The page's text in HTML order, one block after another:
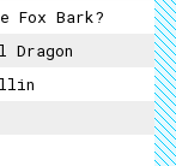
Fox Bark?